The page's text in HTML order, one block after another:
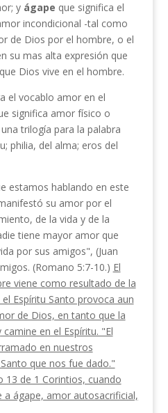
yágape que significa el
incondicional -tal como
de Dios por el hombre, o el
su mas alta expresión que
Dios vive en el hombre.
el vocablo amor en el
significa amor físico o
trilogía para la palabra
philia, del alma; eros del
estamos hablando en este
su amor por el
de la vida y de la
tiene mayor amor que
por sus amigos", (Juan
(Romano 5:7-10.) El
viene como resultado de la
Espíritu Santo provoca aun
de Dios, en tanto que la
en el Espíritu. "El
en nuestros
que nos fue dado."
13 de 1 Co­rintios, cuando
ágape, amor autosacrificial,